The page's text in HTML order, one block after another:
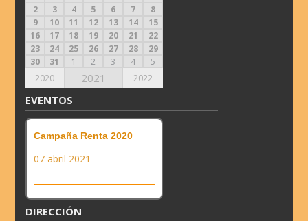
2
3 4 5 6 7
8
9
10 11 12 13 14
15
16
17 18 19 20 21
22
23
24 25 26 27 28
29
30
31 1 2 3 4 5
2020 2021 2022
EVENTOS
Campaña Renta 2020
07 abril 2021
DIRECCIÓN